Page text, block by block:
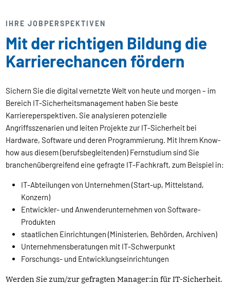
IHRE JOBPERSPEKTIVEN
Mit der richtigen Bildung die
Karrierechancen fördern
Sichern Sie die digital vernetzte Welt von heute und morgen – im
Bereich IT-Sicherheitsmanagement haben Sie beste
Karriereperspektiven. Sie analysieren potenzielle
Angriffsszenarien und leiten Projekte zur IT-Sicherheit bei
Hardware, Software und deren Programmierung. Mit Ihrem Know-
how aus diesem (berufsbegleitenden) Fernstudium sind Sie
branchenübergreifend eine gefragte IT-Fachkraft, zum Beispiel in:
IT-Abteilungen von Unternehmen (Start-up, Mittelstand,
Konzern)
Entwickler- und Anwenderunternehmen von Software-
Produkten
staatlichen Einrichtungen (Ministerien, Behörden, Archiven)
Unternehmensberatungen mit IT-Schwerpunkt
Forschungs- und Entwicklungseinrichtungen
Werden Sie zum/zur gefragten Manager:in für IT-Sicherheit.